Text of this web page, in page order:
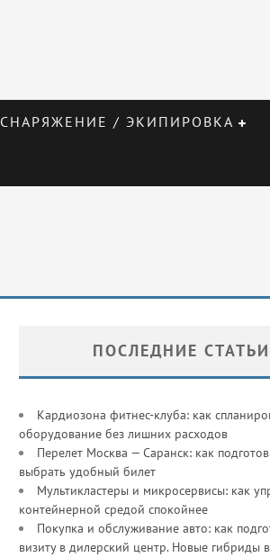
СНАРЯЖЕНИЕ / ЭКИПИРОВКА
ПОСЛЕДНИЕ СТАТЬИ
Кардиозона фитнес-клуба: как
оборудование без лишних расходов
Перелет Москва — Саранск: как
выбрать удобный билет
Мультикластеры и микросервисы: как
контейнерной средой спокойнее
Покупка и обслуживание авто: как
визиту в дилерский центр. Новые гибриды